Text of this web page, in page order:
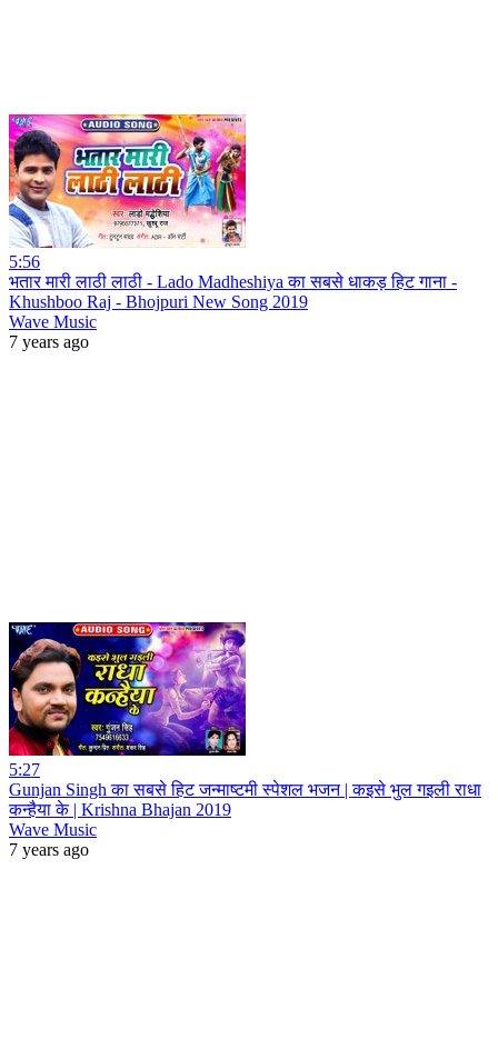
5:56
भतार मारी लाठी लाठी - Lado Madheshiya का सबसे धाकड़ हिट गाना -
Khushboo Raj - Bhojpuri New Song 2019
Wave Music
7 years ago
5:27
Gunjan Singh का सबसे हिट जन्माष्टमी स्पेशल भजन | कइसे भुल गइली राधा
कन्हैया के | Krishna Bhajan 2019
Wave Music
7 years ago